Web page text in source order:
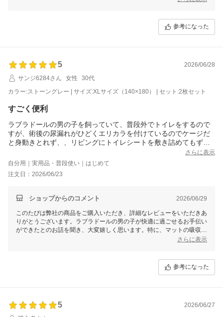
す。今後、よりご満足いただけるよう製品の改良を検討させていただき
ます。引き続き、ぜひ複数枚購入でコストパフォーマンスの良さを活用
参考になった
5
2026/06/28
サンジ6284さん
女性
30代
カラー:ストーングレー | サイズ:XLサイズ（140×180） | セット:2枚セット
すごく便利
ラブラドールの男の子を飼っていて、普段外でトイレをするので
すが、術後の尿漏れがひどくエリカラを付けているのでケージだ
と身動きとれず、、リビングにトイレシートを敷き詰めてもずれ
たりはみ出てカーペットや体がびしょ濡れになってしまい、何度
も交換するのがストレスに感じたのでこちらを購入しました。
すぐ使いたかったので早く届いて助かりました。
サイズが大きいので寝転がっても余裕の大きさです。マットの上
レシートのように交換しなくていいので楽です。
手くできなかったので試行錯誤しながらつかっていきます。
さらに表示
自分用｜実用品・普段使い｜はじめて
注文日：2026/06/23
ショップからのコメント 2026/06/29
このたびは弊社の商品をご購入いただき、詳細なレビューをいただきあ
りがとうございます。ラブラドールの男の子が快適に過ごせるお手伝い
ができたとのお話を聞き、大変嬉しく思います。特に、マットの吸収性
や速乾性が術後のケアに役立っているとのお言葉は、私たちにとって励
洗濯機での裏側に水が溜まる件に関しまして、貴重なご意見をありがと
うございます。一部の洗濯機では脱水が難しい場合がございますので、
貴重なご意見を参考に、より良い商品づくりを目指してまいります。こ
さらに表示
参考になった
5
2026/06/27